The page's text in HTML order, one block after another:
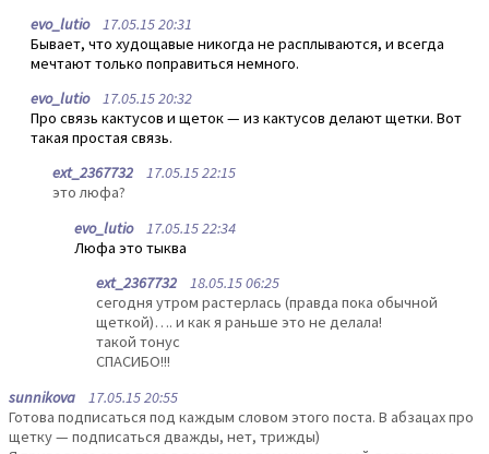
evo_lutio17.05.15 20:31
Бывает, что худощавые никогда не расплываются, и всегда
мечтают только поправиться немного.
evo_lutio17.05.15 20:32
Про связь кактусов и щеток — из кактусов делают щетки. Вот
такая простая связь.
ext_2367732 17.05.15 22:15
это люфа?
evo_lutio17.05.15 22:34
Люфа это тыква
ext_2367732 18.05.15 06:25
сегодня утром растерлась (правда пока обычной
щеткой)…. и как я раньше это не делала!
такой тонус
СПАСИБО!!!
sunnikova 17.05.15 20:55
Готова подписаться под каждым словом этого поста. В абзацах про
щетку — подписаться дважды, нет, трижды)